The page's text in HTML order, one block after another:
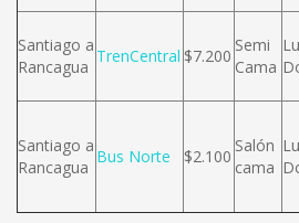
Santiago a
Rancagua
TrenCentral $7.200
Semi
Cama
Santiago a
Rancagua
Bus Norte $2.100
Salón
cama